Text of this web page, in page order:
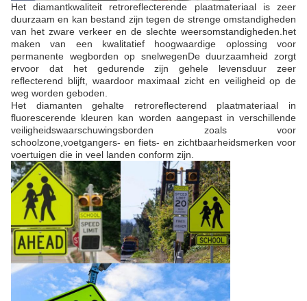
Het diamantkwaliteit retroreflecterende plaatmateriaal is zeer
duurzaam en kan bestand zijn tegen de strenge omstandigheden
van het zware verkeer en de slechte weersomstandigheden.het
maken van een kwalitatief hoogwaardige oplossing voor
permanente wegborden op snelwegenDe duurzaamheid zorgt
ervoor dat het gedurende zijn gehele levensduur zeer
reflecterend blijft, waardoor maximaal zicht en veiligheid op de
weg worden geboden.
Het diamanten gehalte retroreflecterend plaatmateriaal in
fluorescerende kleuren kan worden aangepast in verschillende
veiligheidswaarschuwingsborden zoals voor
schoolzone,voetgangers- en fiets- en zichtbaarheidsmerken voor
voertuigen die in veel landen conform zijn.